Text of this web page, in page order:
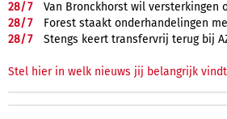
28/7
Van Bronckhorst wil versterkingen
28/7
Forest staakt onderhandelingen
28/7 Stengs keert transfervrij terug bij
Stel hier in welk nieuws jij belangrijk